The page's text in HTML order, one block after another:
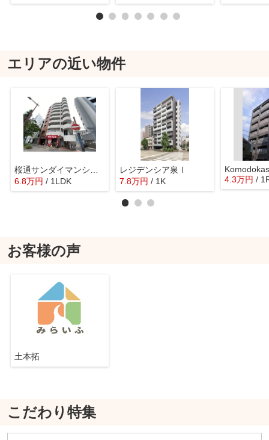
エリアの近い物件
6.8万円 / 1LDK
レジデンシア泉Ⅰ
7.8万円 / 1K
4.3万円 /
お客様の声
土本拓
こだわり特集